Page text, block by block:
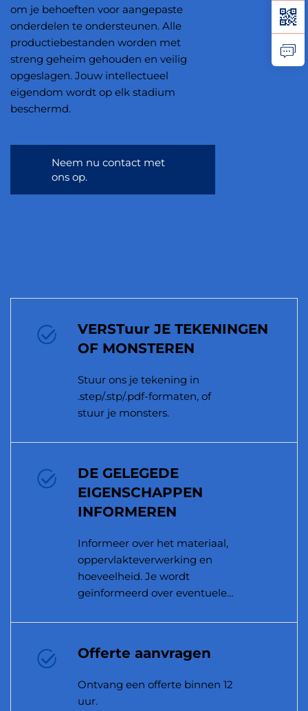
om je behoeften voor aangepaste
onderdelen te ondersteunen. Alle
productiebestanden worden met
streng geheim gehouden en veilig
opgeslagen. Jouw intellectueel
eigendom wordt op elk stadium
beschermd.
Neem nu contact met
ons op.
VERSTuur JE TEKENINGEN
OF MONSTEREN
Stuur ons je tekening in
.step/.stp/.pdf-formaten, of
stuur je monsters.
DE GELEGEDE
EIGENSCHAPPEN
INFORMEREN
Informeer over het materiaal,
oppervlakteverwerking en
hoeveelheid. Je wordt
geïnformeerd over eventuele
Offerte aanvragen
Ontvang een offerte binnen 12
uur.